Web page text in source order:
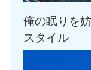
俺の眠りを
スタイル